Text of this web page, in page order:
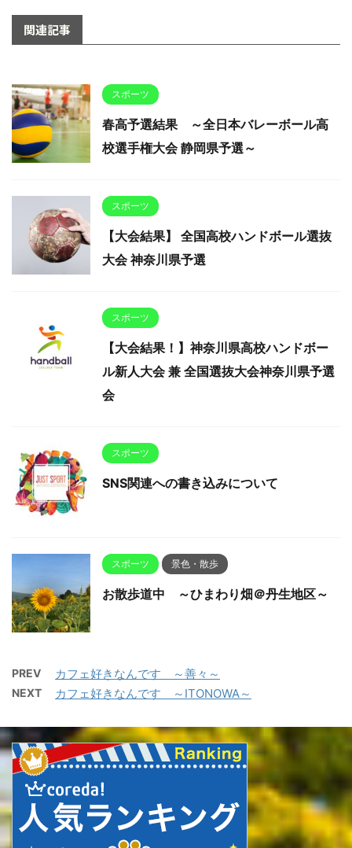
関連記事
スポーツ
春高予選結果 ～全日本バレーボール高
校選手権大会 静岡県予選～
スポーツ
【大会結果】 全国高校ハンドボール選抜
大会 神奈川県予選
スポーツ
【大会結果！】神奈川県高校ハンドボー
ル新人大会 兼 全国選抜大会神奈川県予選
会
スポーツ
SNS関連への書き込みについて
スポーツ 景色・散歩
お散歩道中 ～ひまわり畑＠丹生地区～
PREV カフェ好きなんです ～善々～
NEXT カフェ好きなんです ～ITONOWA～